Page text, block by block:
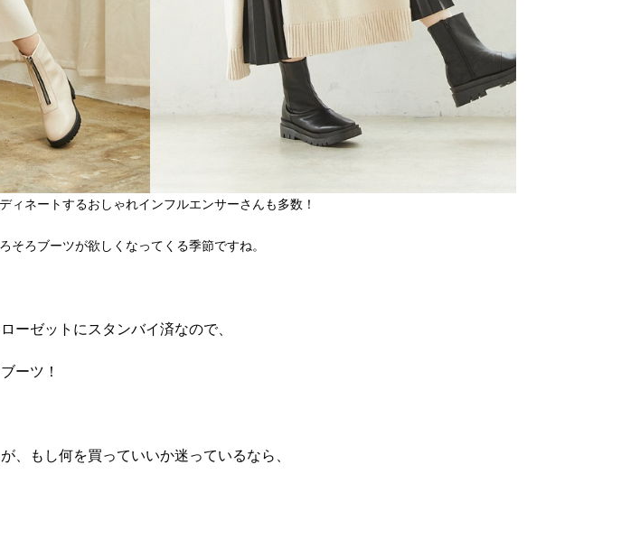
ィネートするおしゃれインフルエンサーさんも多数！
そろブーツが欲しくなってくる季節ですね。
ーゼットにスタンバイ済なので、
ーツ！
、もし何を買っていいか迷っているなら、